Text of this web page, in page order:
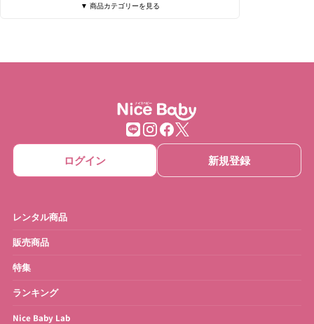
▼ 商品カテゴリーを見る
抱っこひも
ベビーサークル
ベッドメリー
ベビーバス
お宮参り・お祝い衣装
ログイン 新規登録
レンタル商品
販売商品
特集
ランキング
Nice Baby Lab